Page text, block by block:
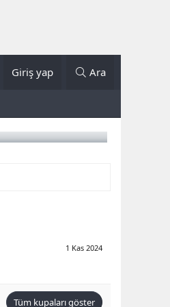
Giriş yap Ara
1 Kas 2024
Tüm kupaları göster